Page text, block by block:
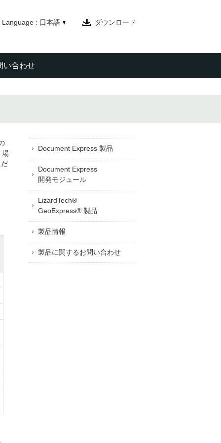
Language : 日本語 ダウンロード
い合わせ
場
Document Express 製品
Document Express
開発モジュール
LizardTech®
GeoExpress® 製品
製品情報
製品に関するお問い合わせ